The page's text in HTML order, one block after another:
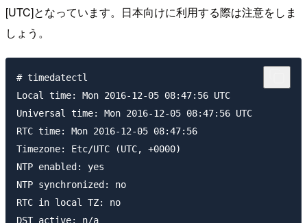
[UTC]となっています。日本向けに利用する際は注意をしま
しょう。
# timedatectl
Local time: Mon 2016-12-05 08:47:56 UTC
Universal time: Mon 2016-12-05 08:47:56 UTC
RTC time: Mon 2016-12-05 08:47:56
Timezone: Etc/UTC (UTC, +0000)
NTP enabled: yes
NTP synchronized: no
RTC in local TZ: no